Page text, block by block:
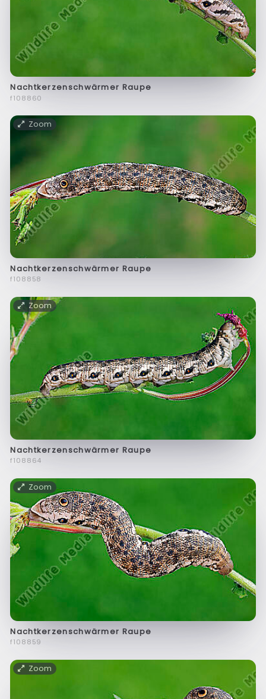
Nachtkerzenschwärmer Raupe
f108860
Zoom
Nachtkerzenschwärmer Raupe
f108858
Zoom
Nachtkerzenschwärmer Raupe
f108864
Zoom
Nachtkerzenschwärmer Raupe
f108859
Zoom